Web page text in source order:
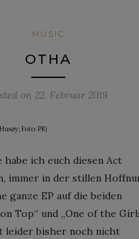
MUSIC
OTHA
on 22. Februar 2019
Foto: PR)
habe ich euch diesen Act
immer in der stillen
ganze EP auf die beiden
on Top“ und „One of the
leider bisher noch nicht